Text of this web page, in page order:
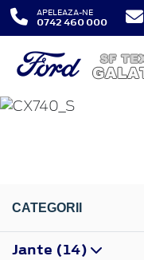
APELEAZA-NE
0742 460 000
ALL-
CATEGORII
Jante (14)